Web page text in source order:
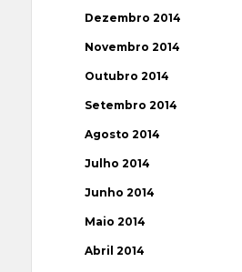
Dezembro 2014
Novembro 2014
Outubro 2014
Setembro 2014
Agosto 2014
Julho 2014
Junho 2014
Maio 2014
Abril 2014